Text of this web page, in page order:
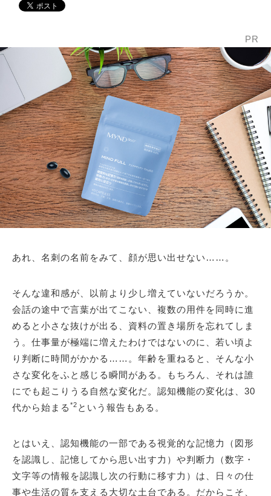
PR
あれ、名刺の名前をみて、顔が思い出せない……。
そんな違和感が、以前より少し増えていないだろうか。
会話の途中で言葉が出てこない、複数の用件を同時に進
めると小さな抜けが出る、資料の置き場所を忘れてしま
う。仕事量が極端に増えたわけではないのに、若い頃よ
り判断に時間がかかる……。年齢を重ねると、そんな小
さな変化をふと感じる瞬間がある。もちろん、それは誰
にでも起こりうる自然な変化だ。認知機能の変化は、30
代から始まる *2 という報告もある。
とはいえ、認知機能の一部である視覚的な記憶力（図形
を認識し、記憶してから思い出す力）や判断力（数字・
文字等の情報を認識し次の行動に移す力）は、日々の仕
事や生活の質を支える大切な土台である。だからこそ、